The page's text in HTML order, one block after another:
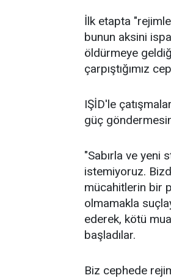
İlk etapta
bunun aksini
öldürmeye
çarpıştığımız
IŞİD'le
güç
"Sabırla ve yeni
istemiyoruz.
mücahitlerin bir
olmamakla
ederek, kötü
başladılar.
Biz cephede